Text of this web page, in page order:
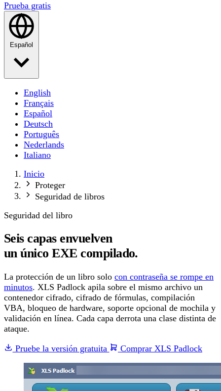
Prueba gratis
Español
English
Français
Español
Deutsch
Português
Nederlands
Italiano
Inicio
Proteger
Seguridad de libros
Seguridad del libro
Seis capas envuelven
un único EXE compilado.
La protección de un libro solo con contraseña se rompe en
minutos. XLS Padlock apila sobre el mismo archivo un
contenedor cifrado, cifrado de fórmulas, compilación
VBA, bloqueo de hardware, soporte opcional de mochila y
validación en línea. Cada capa derrota una clase distinta de
ataque.
Pruebe la versión gratuita
Comprar XLS Padlock